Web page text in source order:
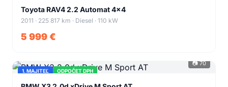
+35
Toyota RAV4 2.2 Automat 4x4
2011 · 225 817 km · Diesel · 110 kW
5 999 €
1. MAJITEĽ ODPOČET DPH
📷 70
+66